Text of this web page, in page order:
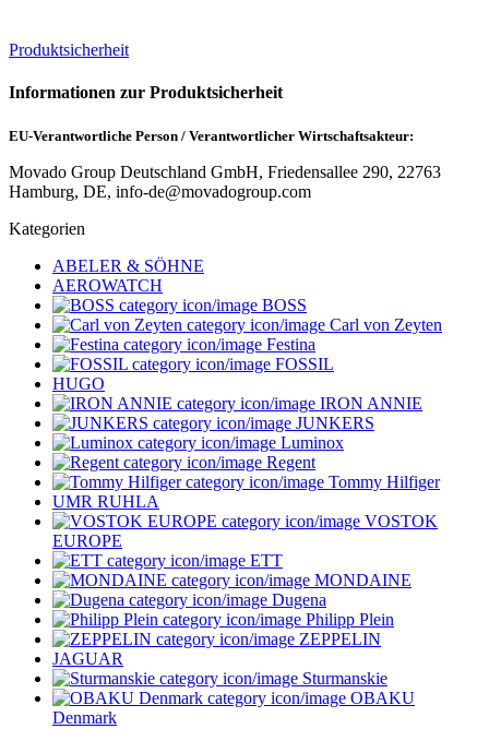
Produktsicherheit
Informationen zur Produktsicherheit
EU-Verantwortliche Person / Verantwortlicher Wirtschaftsakteur:
Movado Group Deutschland GmbH, Friedensallee 290, 22763
Hamburg, DE, info-de@movadogroup.com
Kategorien
ABELER & SÖHNE
AEROWATCH
BOSS
Carl von Zeyten
Festina
FOSSIL
HUGO
IRON ANNIE
JUNKERS
Luminox
Regent
Tommy Hilfiger
UMR RUHLA
VOSTOK
EUROPE
ETT
MONDAINE
Dugena
Philipp Plein
ZEPPELIN
JAGUAR
Sturmanskie
OBAKU
Denmark